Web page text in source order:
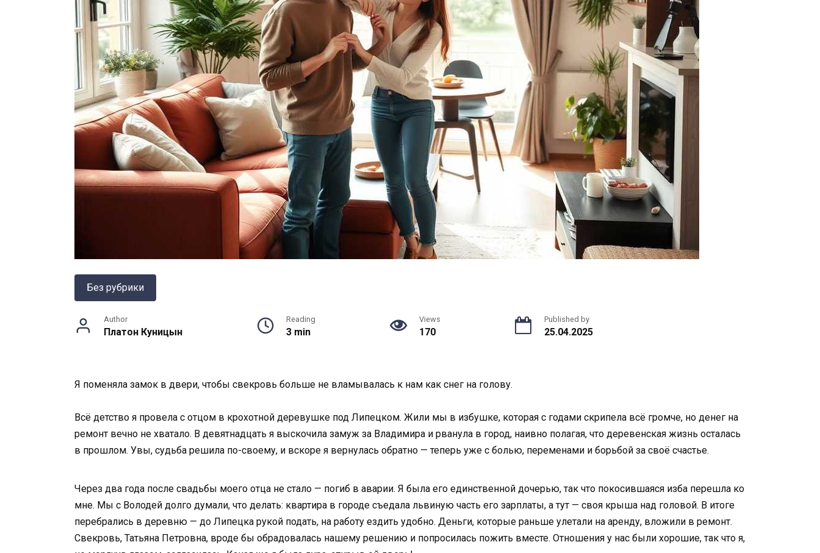
Без рубрики
Author
Платон Куницын
Reading
3 min
Views
170
Published by
25.04.2025
Я поменяла замок в двери, чтобы свекровь больше не вламывалась к нам как снег на голову.
Всё детство я провела с отцом в крохотной деревушке под Липецком. Жили мы в избушке, которая с годами скрипела всё громче, но денег на
ремонт вечно не хватало. В девятнадцать я выскочила замуж за Владимира и рванула в город, наивно полагая, что деревенская жизнь осталась
в прошлом. Увы, судьба решила по-своему, и вскоре я вернулась обратно — теперь уже с болью, переменами и борьбой за своё счастье.
Через два года после свадьбы моего отца не стало — погиб в аварии. Я была его единственной дочерью, так что покосившаяся изба перешла ко
мне. Мы с Володей долго думали, что делать: квартира в городе съедала львиную часть его зарплаты, а тут — своя крыша над головой. В итоге
перебрались в деревню — до Липецка рукой подать, на работу ездить удобно. Деньги, которые раньше улетали на аренду, вложили в ремонт.
Свекровь, Татьяна Петровна, вроде бы обрадовалась нашему решению и попросилась пожить вместе. Отношения у нас были хорошие, так что я,